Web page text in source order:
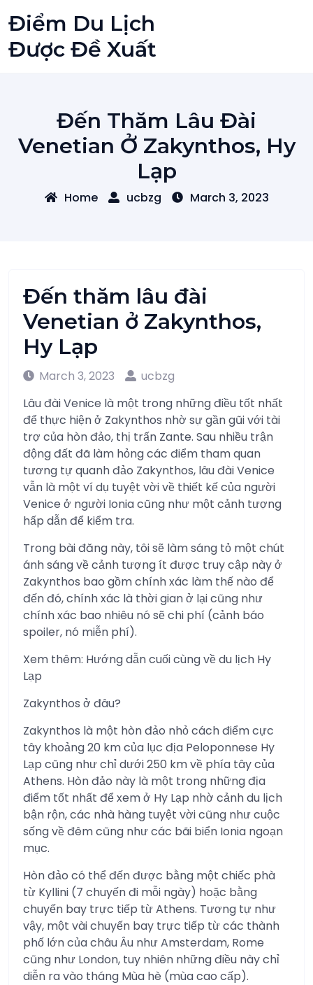
to
content
Điểm Du Lịch
Được Đề Xuất
Đến Thăm Lâu Đài
Venetian Ở Zakynthos, Hy
Lạp
Home ucbzg March 3, 2023
Đến thăm lâu đài
Venetian ở Zakynthos,
Hy Lạp
March 3, 2023
ucbzg
Lâu đài Venice là một trong những điều tốt nhất
để thực hiện ở Zakynthos nhờ sự gần gũi với tài
trợ của hòn đảo, thị trấn Zante. Sau nhiều trận
động đất đã làm hỏng các điểm tham quan
tương tự quanh đảo Zakynthos, lâu đài Venice
vẫn là một ví dụ tuyệt vời về thiết kế của người
Venice ở người Ionia cũng như một cảnh tượng
hấp dẫn để kiểm tra.
Trong bài đăng này, tôi sẽ làm sáng tỏ một chút
ánh sáng về cảnh tượng ít được truy cập này ở
Zakynthos bao gồm chính xác làm thế nào để
đến đó, chính xác là thời gian ở lại cũng như
chính xác bao nhiêu nó sẽ chi phí (cảnh báo
spoiler, nó miễn phí).
Xem thêm: Hướng dẫn cuối cùng về du lịch Hy
Lạp
Zakynthos ở đâu?
Zakynthos là một hòn đảo nhỏ cách điểm cực
tây khoảng 20 km của lục địa Peloponnese Hy
Lạp cũng như chỉ dưới 250 km về phía tây của
Athens. Hòn đảo này là một trong những địa
điểm tốt nhất để xem ở Hy Lạp nhờ cảnh du lịch
bận rộn, các nhà hàng tuyệt vời cũng như cuộc
sống về đêm cũng như các bãi biển Ionia ngoạn
mục.
Hòn đảo có thể đến được bằng một chiếc phà
từ Kyllini (7 chuyến đi mỗi ngày) hoặc bằng
chuyến bay trực tiếp từ Athens. Tương tự như
vậy, một vài chuyến bay trực tiếp từ các thành
phố lớn của châu Âu như Amsterdam, Rome
cũng như London, tuy nhiên những điều này chỉ
diễn ra vào tháng Mùa hè (mùa cao cấp).